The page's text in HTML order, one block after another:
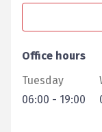
Office hours
Tuesday
06:00 - 19:00